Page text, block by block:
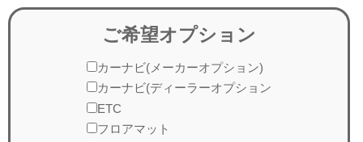
ご希望オプション
カーナビ(メーカーオプション)
カーナビ(ディーラーオプション
ETC
フロアマット